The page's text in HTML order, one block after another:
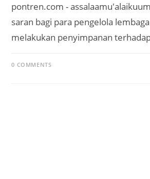
pontren.com -
saran bagi para pengelola
melakukan penyimpanan
0 COMMENTS